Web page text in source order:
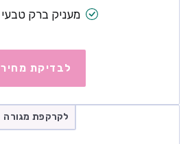
מעניק ברק טבעי
לבדיקת מחיר
לקרקפת מגורה